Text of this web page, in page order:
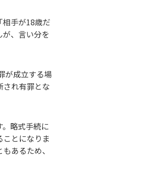
手が18歳だ
、言い分を
が成立する場
され有罪とな
略式手続に
とになりま
あるため、